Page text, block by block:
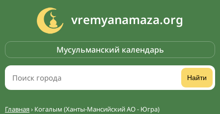
vremyanamaza.org
Мусульманский календарь
Найти
Главная› Когалым (Ханты-Мансийский АО - Югра)